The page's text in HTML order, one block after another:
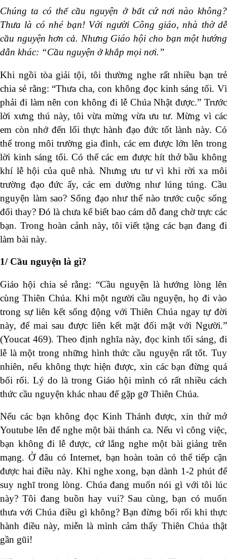
Chúng ta có thể cầu nguyện ở bất cứ nơi nào không?
Thưa là có nhé bạn! Với người Công giáo, nhà thờ dễ
cầu nguyện hơn cả. Nhưng Giáo hội cho bạn một hướng
dẫn khác: “Cầu nguyện ở khắp mọi nơi.”
Khi ngồi tòa giải tội, tôi thường nghe rất nhiều bạn trẻ
chia sẻ rằng: “Thưa cha, con không đọc kinh sáng tối. Vì
phải đi làm nên con không đi lễ Chúa Nhật được.” Trước
lời xưng thú này, tôi vừa mừng vừa ưu tư. Mừng vì các
em còn nhớ đến lối thực hành đạo đức tốt lành này. Có
thể trong môi trường gia đình, các em được lớn lên trong
lời kinh sáng tối. Có thể các em được hít thở bầu không
khí lễ hội của quê nhà. Nhưng ưu tư vì khi rời xa môi
trường đạo đức ấy, các em dường như lúng túng. Cầu
nguyện làm sao? Sống đạo như thế nào trước cuộc sống
đổi thay? Đó là chưa kể biết bao cám dỗ đang chờ trực các
bạn. Trong hoàn cảnh này, tôi viết tặng các bạn đang đi
làm bài này.
1/ Cầu nguyện là gì?
Giáo hội chia sẻ rằng: “Cầu nguyện là hướng lòng lên
cùng Thiên Chúa. Khi một người cầu nguyện, họ đi vào
trong sự liên kết sống động với Thiên Chúa ngay tự đời
này, để mai sau được liên kết mặt đối mặt với Người.”
(Youcat 469). Theo định nghĩa này, đọc kinh tối sáng, đi
lễ là một trong những hình thức cầu nguyện rất tốt. Tuy
nhiên, nếu không thực hiện được, xin các bạn đừng quá
bối rối. Lý do là trong Giáo hội mình có rất nhiều cách
thức cầu nguyện khác nhau để gặp gỡ Thiên Chúa.
Nếu các bạn không đọc Kinh Thánh được, xin thử mở
Youtube lên để nghe một bài thánh ca. Nếu vì công việc,
bạn không đi lễ được, cứ lắng nghe một bài giảng trên
mạng. Ở đâu có Internet, bạn hoàn toàn có thể tiếp cận
được hai điều này. Khi nghe xong, bạn dành 1-2 phút để
suy nghĩ trong lòng. Chúa đang muốn nói gì với tôi lúc
này? Tôi đang buồn hay vui? Sau cùng, bạn có muốn
thưa với Chúa điều gì không? Bạn đừng bối rối khi thực
hành điều này, miễn là mình cảm thấy Thiên Chúa thật
gần gũi!